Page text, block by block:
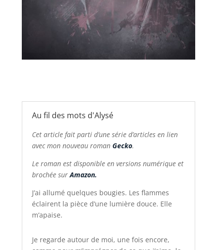
Au fil des mots d'Alysé
Cet article fait parti d’une série d’articles en lien
avec mon nouveau roman Gecko.
Le roman est disponible en versions numérique et
brochée surAmazon.
J’ai allumé quelques bougies. Les flammes
éclairent la pièce d’une lumière douce. Elle
m’apaise.
Je regarde autour de moi, une fois encore,